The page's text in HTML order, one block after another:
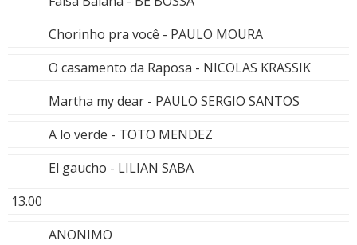
Chorinho pra você - PAULO MOURA
O casamento da Raposa - NICOLAS KRASSIK
Martha my dear - PAULO SERGIO SANTOS
A lo verde - TOTO MENDEZ
El gaucho - LILIAN SABA
13.00
ANONIMO